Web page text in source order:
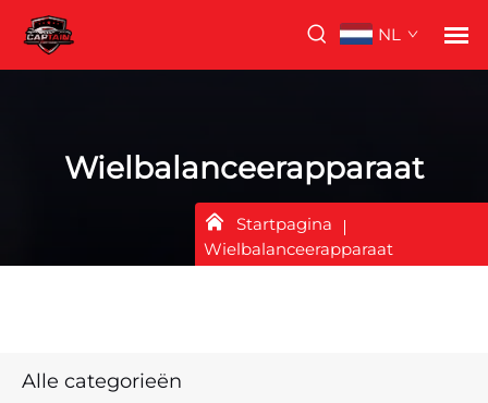
NL
Wielbalanceerapparaat
Startpagina
Wielbalanceerapparaat
Alle categorieën